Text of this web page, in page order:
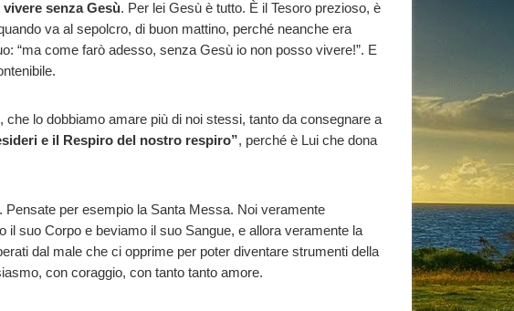
senza Gesù. Per lei Gesù è tutto. È il Tesoro prezioso, è
va al sepolcro, di buon mattino, perché neanche era
“ma come farò adesso, senza Gesù io non posso vivere!”. E
lo dobbiamo amare più di noi stessi, tanto da consegnare a
e il Respiro del nostro respiro”, perché è Lui che dona
per esempio la Santa Messa. Noi veramente
il suo Corpo e beviamo il suo Sangue, e allora veramente la
dal male che ci opprime per poter diventare strumenti della
con coraggio, con tanto tanto amore.